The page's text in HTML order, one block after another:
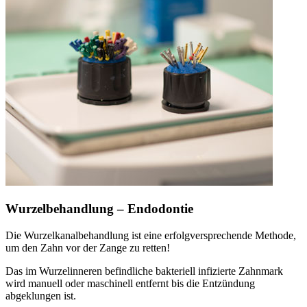
Wurzelbehandlung – Endodontie
Die Wurzelkanalbehandlung ist eine erfolgversprechende Methode,
um den Zahn vor der Zange zu retten!
Das im Wurzelinneren befindliche bakteriell infizierte Zahnmark
wird manuell oder maschinell entfernt bis die Entzündung
abgeklungen ist.